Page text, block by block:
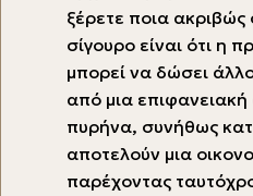
ξέρετε ποια
σίγουρο είναι ότι η
μπορεί να δώσει
από μια
πυρήνα, συνήθως
αποτελούν μια
παρέχοντας